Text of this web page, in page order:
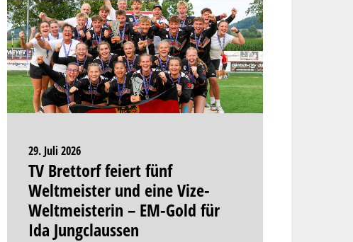
29. Juli 2026
TV Brettorf feiert fünf
Weltmeister und eine Vize-
Weltmeisterin – EM-Gold für
Ida Jungclaussen